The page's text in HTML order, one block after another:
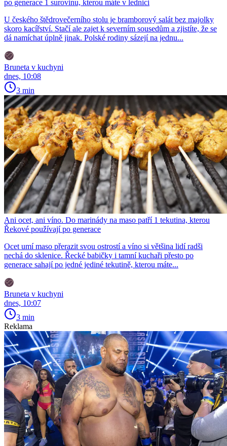
po generace 1 surovinu, kterou máte v lednici
U českého štědrovečerního stolu je bramborový salát bez majolky
skoro kacířství. Stačí ale zajet k severním sousedům a zjistíte, že se
dá namíchat úplně jinak. Polské rodiny sázejí na jednu...
Bruneta v kuchyni
dnes, 10:08
3 min
Ani ocet, ani víno. Do marinády na maso patří 1 tekutina, kterou
Řekové používají po generace
Ocet umí maso přerazit svou ostrostí a víno si většina lidí radši
nechá do sklenice. Řecké babičky i tamní kuchaři přesto po
generace sahají po jedné jediné tekutině, kterou máte...
Bruneta v kuchyni
dnes, 10:07
3 min
Reklama